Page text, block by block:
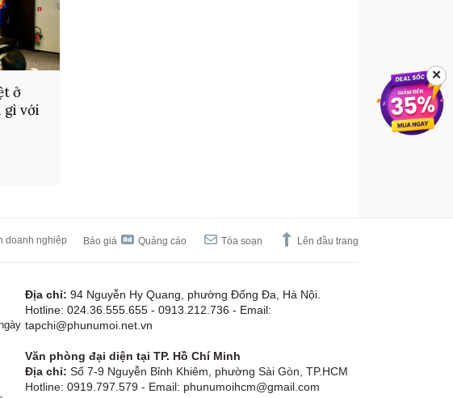
ở
gì với
doanh nghiệp Báo giá Quảng cáo Tòa soạn Lên đầu trang
Địa chỉ: 94 Nguyễn Hy Quang, phường Đống Đa, Hà Nội.
Hotline: 024.36.555.655 - 0913.212.736 - Email:
tapchi@phunumoi.net.vn
Văn phòng đại diện tại TP. Hồ Chí Minh
Địa chỉ: Số 7-9 Nguyễn Bỉnh Khiêm, phường Sài Gòn, TP.HCM
Hotline: 0919.797.579 - Email: phunumoihcm@gmail.com
✕